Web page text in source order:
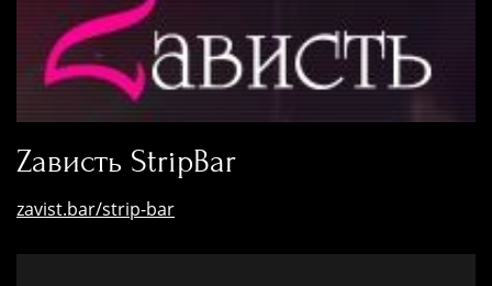
Zависть StripBar
zavist.bar/strip-bar